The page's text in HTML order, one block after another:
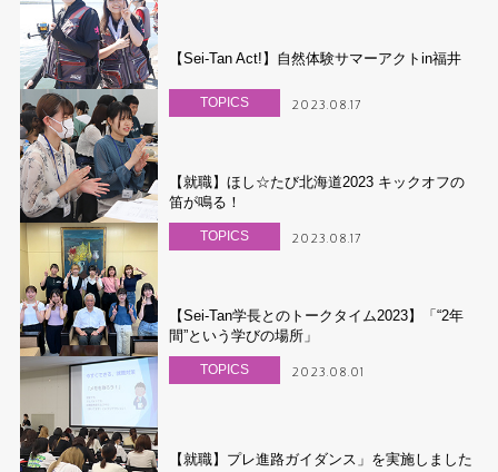
【Sei-Tan Act!】自然体験サマーアクトin福井
TOPICS 2023.08.17
【就職】ほし☆たび北海道2023 キックオフの
笛が鳴る！
TOPICS 2023.08.17
【Sei-Tan学長とのトークタイム2023】「“2年
間”という学びの場所」
TOPICS 2023.08.01
【就職】プレ進路ガイダンス」を実施しました